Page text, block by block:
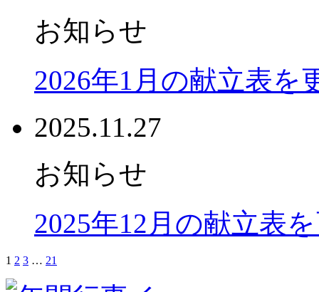
お知らせ
2026年1月の献立表を
2025.11.27
お知らせ
2025年12月の献立表
1 2 3 … 21